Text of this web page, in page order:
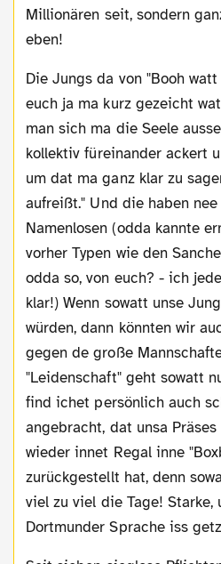
Millionären seit, sondern
eben!
Die Jungs da von "Booh watt iss da" Porto ham
euch ja ma kurz gezeicht
man sich ma die Seele
kollektiv füreinander ackert
um dat ma ganz klar zu
aufreißt." Und die haben
Namenlosen (odda kannte
vorher Typen wie den
odda so, von euch? - ich
klar!) Wenn sowatt unse
würden, dann könnten wir
gegen de große
"Leidenschaft" geht sowatt
find ichet persönlich auch
angebracht, dat unsa
wieder innet Regal inne
zurückgestellt hat, denn
viel zu viel die Tage! Starke,
Dortmunder Sprache iss